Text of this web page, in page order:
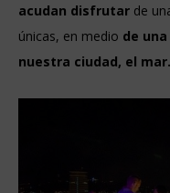
acudan disfrutar de
únicas, en medio de
nuestra ciudad, el mar.